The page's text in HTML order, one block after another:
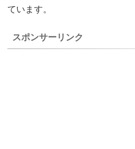
ています。
スポンサーリンク